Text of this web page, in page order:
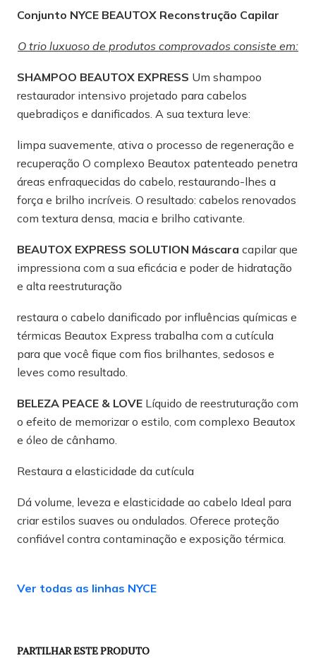
Conjunto NYCE BEAUTOX Reconstrução Capilar
O trio luxuoso de produtos comprovados consiste em:
SHAMPOO BEAUTOX EXPRESS Um shampoo
restaurador intensivo projetado para cabelos
quebradiços e danificados. A sua textura leve:
limpa suavemente, ativa o processo de regeneração e
recuperação O complexo Beautox patenteado penetra
áreas enfraquecidas do cabelo, restaurando-lhes a
força e brilho incríveis. O resultado: cabelos renovados
com textura densa, macia e brilho cativante.
BEAUTOX EXPRESS SOLUTION Máscara capilar que
impressiona com a sua eficácia e poder de hidratação
e alta reestruturação
restaura o cabelo danificado por influências químicas e
térmicas Beautox Express trabalha com a cutícula
para que você fique com fios brilhantes, sedosos e
leves como resultado.
BELEZA PEACE & LOVE Líquido de reestruturação com
o efeito de memorizar o estilo, com complexo Beautox
e óleo de cânhamo.
Restaura a elasticidade da cutícula
Dá volume, leveza e elasticidade ao cabelo Ideal para
criar estilos suaves ou ondulados. Oferece proteção
confiável contra contaminação e exposição térmica.
Ver todas as linhas NYCE
PARTILHAR ESTE PRODUTO